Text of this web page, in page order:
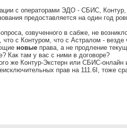
с операторами ЭДО - СБИС,
предоставляется на один год
озвученного в сабже, не
с Контуром, что с Астралом - везде
новые права, а не продление
Как там у вас с ними в договоре?
же Контур-Экстерн или СБИС-онлайн
прав на 111.6I, тоже